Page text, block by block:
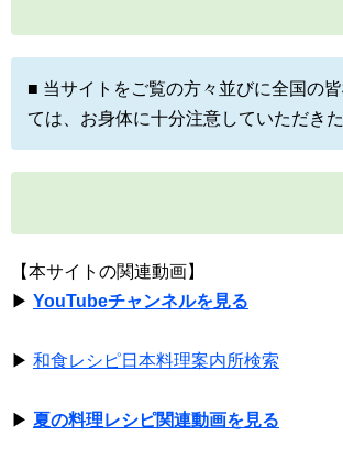
■ 当サイトをご覧の方々並びに全国の
ては、お身体に十分注意していただきた
【本サイトの関連動画】
▶ YouTubeチャンネルを見る
▶ 和食レシピ日本料理案内所検索
▶ 夏の料理レシピ関連動画を見る